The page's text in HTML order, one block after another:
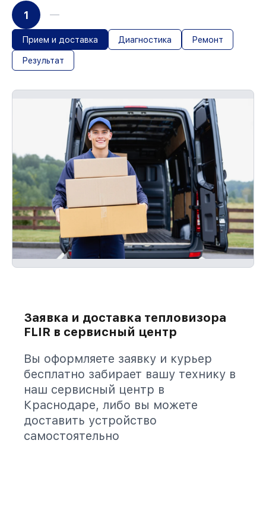
1
Прием и доставка Диагностика Ремонт
Результат
Заявка и доставка тепловизора
FLIR в сервисный центр
Вы оформляете заявку и курьер
бесплатно забирает вашу технику в
наш сервисный центр в
Краснодаре, либо вы можете
доставить устройство
самостоятельно